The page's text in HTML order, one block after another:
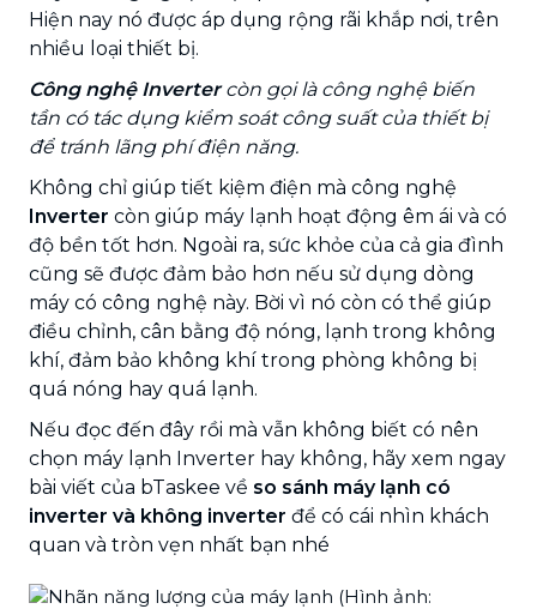
Hiện nay nó được áp dụng rộng rãi khắp nơi, trên
nhiều loại thiết bị.
Công nghệ Invertercòn gọi là công nghệ biến
tần có tác dụng kiểm soát công suất của thiết bị
để tránh lãng phí điện năng.
Không chỉ giúp tiết kiệm điện mà công nghệ
Inverter còn giúp máy lạnh hoạt động êm ái và có
độ bền tốt hơn. Ngoài ra, sức khỏe của cả gia đình
cũng sẽ được đảm bảo hơn nếu sử dụng dòng
máy có công nghệ này. Bời vì nó còn có thể giúp
điều chỉnh, cân bằng độ nóng, lạnh trong không
khí, đảm bảo không khí trong phòng không bị
quá nóng hay quá lạnh.
Nếu đọc đến đây rồi mà vẫn không biết có nên
chọn máy lạnh Inverter hay không, hãy xem ngay
bài viết của bTaskee về so sánh máy lạnh có
inverter và không inverter để có cái nhìn khách
quan và tròn vẹn nhất bạn nhé